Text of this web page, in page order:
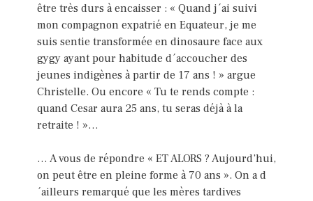
être très durs à encaisser : « Quand j´ai suivi
mon compagnon expatrié en Equateur, je me
suis sentie transformée en dinosaure face aux
gygy ayant pour habitude d´accoucher des
jeunes indigènes à partir de 17 ans ! » argue
Christelle. Ou encore « Tu te rends compte :
quand Cesar aura 25 ans, tu seras déjà à la
retraite ! »…
… A vous de répondre « ET ALORS ? Aujourd’hui,
on peut être en pleine forme à 70 ans ». On a d
´ailleurs remarqué que les mères tardives